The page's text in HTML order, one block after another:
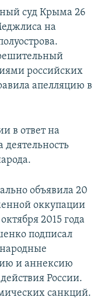
суд Крыма 26
на
российских
апелляцию в
в ответ на
деятельность
объявила 20
оккупации
2015 года
подписал
и аннексию
России.
санкций.